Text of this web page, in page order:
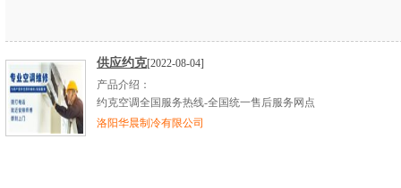
供应约克[2022-08-04]
产品介绍：
约克空调全国服务热线-全国统一售后服务网点
洛阳华晨制冷有限公司